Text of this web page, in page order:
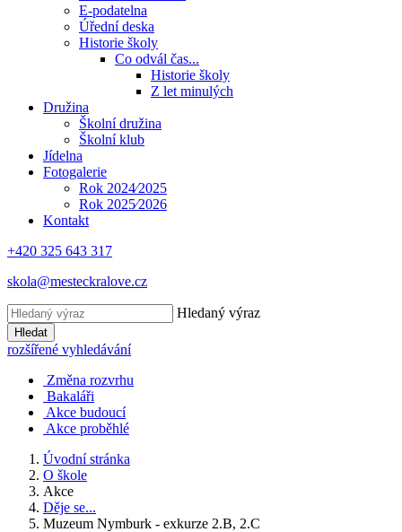
E-podatelna
Úřední deska
Historie školy
Co odvál čas...
Historie školy
Z let minulých
Družina
Školní družina
Školní klub
Jídelna
Fotogalerie
Rok 2024⁄2025
Rok 2025⁄2026
Kontakt
+420 325 643 317
skola@mesteckralove.cz
Hledaný výraz
Hledat
rozšířené vyhledávání
Změna rozvrhu
Bakaláři
Akce budoucí
Akce proběhlé
Úvodní stránka
O škole
Akce
Děje se...
Muzeum Nymburk - exkurze 2.B, 2.C